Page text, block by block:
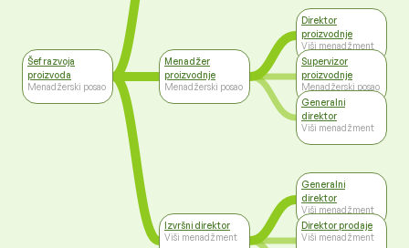
Šef razvoja
proizvoda
Menadžerski posao
Menadžer
proizvodnje
Menadžerski posao
Izvršni direktor
Viši menadžment
Direktor
proizvodnje
Viši menadžment
Supervizor
proizvodnje
Menadžerski posao
Generalni
direktor
Viši menadžment
Generalni
direktor
Viši menadžment
Direktor prodaje
Viši menadžment